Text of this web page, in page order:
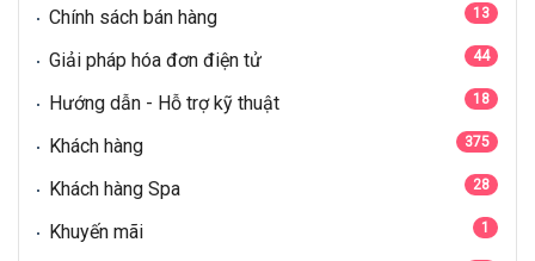
Chính sách bán hàng 13
Giải pháp hóa đơn điện tử 44
Hướng dẫn - Hỗ trợ kỹ thuật 18
Khách hàng 375
Khách hàng Spa 28
Khuyến mãi 1